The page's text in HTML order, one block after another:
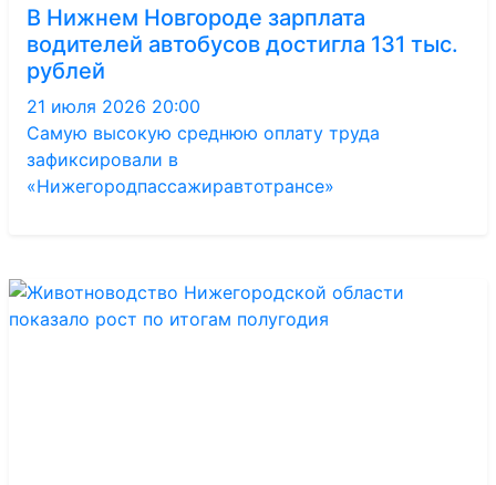
В Нижнем Новгороде зарплата
водителей автобусов достигла 131 тыс.
рублей
21 июля 2026 20:00
Самую высокую среднюю оплату труда
зафиксировали в
«Нижегородпассажиравтотрансе»